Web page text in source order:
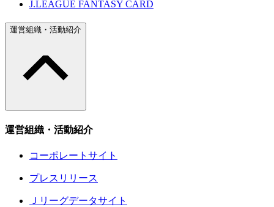
J.LEAGUE FANTASY CARD
運営組織・活動紹介
運営組織・活動紹介
コーポレートサイト
プレスリリース
Ｊリーグデータサイト